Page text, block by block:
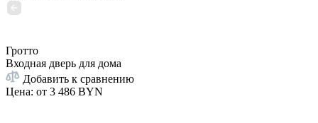
Гротто
Входная дверь для дома
Добавить к сравнению
Цена: от 3 486 BYN